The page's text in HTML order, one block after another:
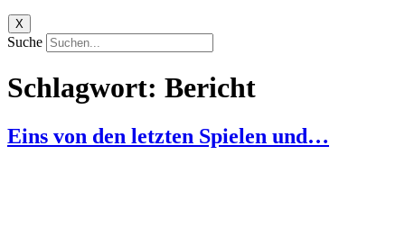
X
Suche
Schlagwort: Bericht
Eins von den letzten Spielen und…